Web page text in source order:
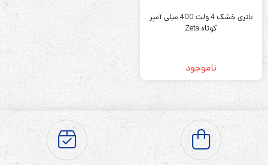
باتری خشک 4 ولت 400 میلی آمپر
کوتاه Zeta
ناموجود